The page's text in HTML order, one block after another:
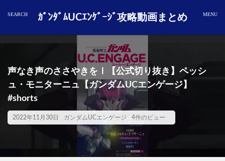
ｶﾞﾝﾀﾞﾑUCｴﾝｹﾞｰｼﾞ攻略動画まとめ
声なき声のささやきをⅠ【公式切り抜き】ペッシ
ュ・モニターニュ【ガンダムUCエンゲージ】
#shorts
2022年11月30日 ガンダムUCエンゲージ 4件のビュー